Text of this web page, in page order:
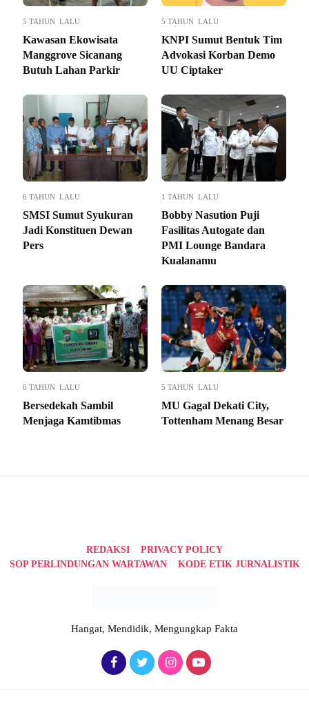
5 TAHUN LALU
Kawasan Ekowisata
Manggrove Sicanang
Butuh Lahan Parkir
5 TAHUN LALU
KNPI Sumut Bentuk Tim
Advokasi Korban Demo
UU Ciptaker
6 TAHUN LALU
SMSI Sumut Syukuran
Jadi Konstituen Dewan
Pers
1 TAHUN LALU
Bobby Nasution Puji
Fasilitas Autogate dan
PMI Lounge Bandara
Kualanamu
6 TAHUN LALU
Bersedekah Sambil
Menjaga Kamtibmas
5 TAHUN LALU
MU Gagal Dekati City,
Tottenham Menang Besar
REDAKSI
PRIVACY POLICY
SOP PERLINDUNGAN WARTAWAN
KODE ETIK JURNALISTIK
Hangat, Mendidik, Mengungkap Fakta